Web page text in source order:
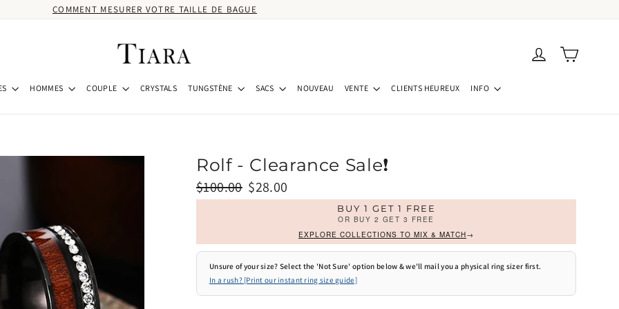
COMMENT MESURER VOTRE TAILLE DE BAGUE
Se connecter
Panier
HOMMES COUPLE CRYSTALS TUNGSTÈNE SACS NOUVEAU VENTE CLIENTS HEUREUX INFO
Rolf - Clearance Sale❗
Prix
régulier
$100.00 Prix
réduit
$28.00
BUY 1 GET 1 FREE
OR BUY 2 GET 3 FREE
EXPLORE COLLECTIONS TO MIX & MATCH→
Unsure of your size? Select the 'Not Sure' option below & we'll mail you a physical ring sizer first.
In a rush? [Print our instant ring size guide]